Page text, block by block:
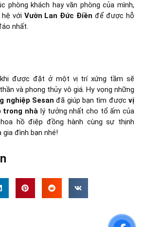
phòng khách hay văn phòng của mình,
hệ với Vườn Lan Đức Điền để được hỗ
nhất.
được đặt ở một vị trí xứng tầm sẽ
và phong thủy vô giá. Hy vọng những
nghiệp Sesan đã giúp bạn tìm đượcvị
trong nhà lý tưởng nhất cho tổ ấm của
hồ điệp đồng hành cùng sự thịnh
gia đình bạn nhé!